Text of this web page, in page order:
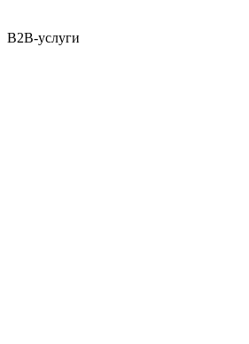
B2B-услуги